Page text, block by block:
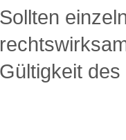
Sollten
Gültigkeit